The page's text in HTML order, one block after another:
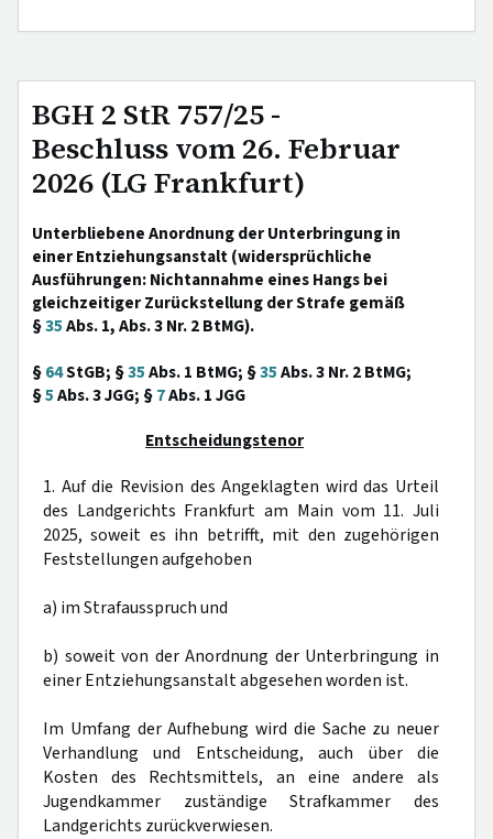
BGH 2 StR 757/25 -
Beschluss vom 26. Februar
2026 (LG Frankfurt)
Unterbliebene Anordnung der Unterbringung in
einer Entziehungsanstalt (widersprüchliche
Ausführungen: Nichtannahme eines Hangs bei
gleichzeitiger Zurückstellung der Strafe gemäß
§35Abs. 1, Abs. 3 Nr. 2 BtMG).
§64StGB; §35Abs. 1 BtMG; §35Abs. 3 Nr. 2 BtMG;
§5Abs. 3 JGG; §7Abs. 1 JGG
Entscheidungstenor
1. Auf die Revision des Angeklagten wird das Urteil
des Landgerichts Frankfurt am Main vom 11. Juli
2025, soweit es ihn betrifft, mit den zugehörigen
Feststellungen aufgehoben
a) im Strafausspruch und
b) soweit von der Anordnung der Unterbringung in
einer Entziehungsanstalt abgesehen worden ist.
Im Umfang der Aufhebung wird die Sache zu neuer
Verhandlung und Entscheidung, auch über die
Kosten des Rechtsmittels, an eine andere als
Jugendkammer zuständige Strafkammer des
Landgerichts zurückverwiesen.